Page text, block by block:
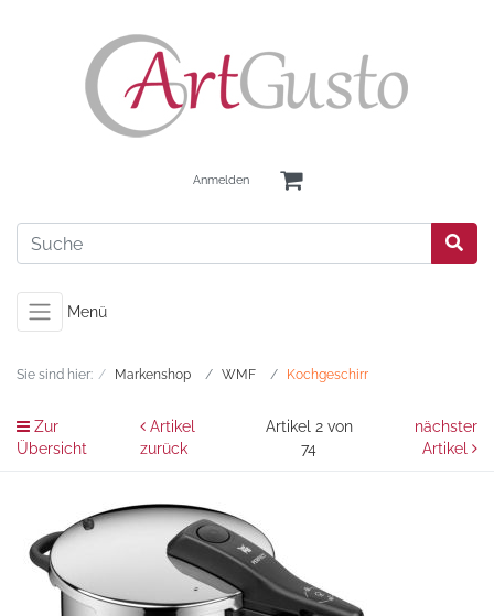
Anmelden
Menü
Sie sind hier: Markenshop WMF Kochgeschirr
Zur
Übersicht
Artikel
zurück
Artikel 2 von
74
nächster
Artikel